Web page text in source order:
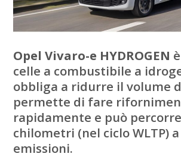
Opel Vivaro-e HYDROGEN
celle a combustibile a
obbliga a ridurre il volume
permette di fare
rapidamente e può
chilometri (nel ciclo WLTP)
emissioni.